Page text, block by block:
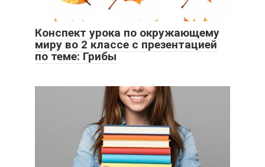
Конспект урока по окружающему
миру во 2 классе с презентацией
по теме: Грибы